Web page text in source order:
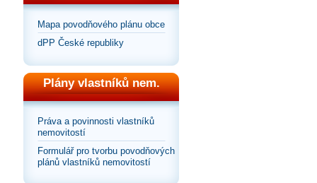
Mapa povodňového plánu obce
dPP České republiky
Plány vlastníků nem.
Práva a povinnosti vlastníků
nemovitostí
Formulář pro tvorbu povodňových
plánů vlastníků nemovitostí